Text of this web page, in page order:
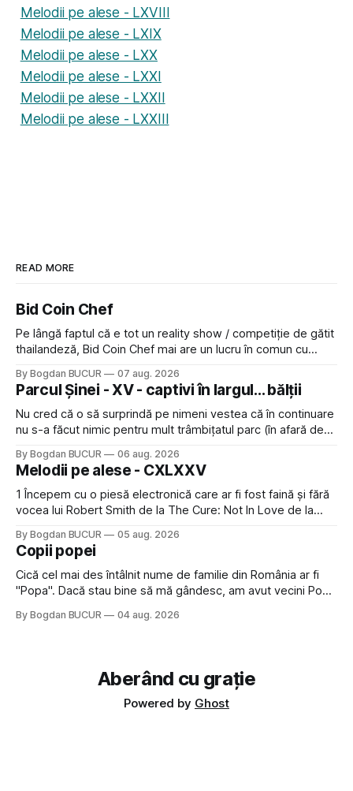
Melodii pe alese - LXVIII
Melodii pe alese - LXIX
Melodii pe alese - LXX
Melodii pe alese - LXXI
Melodii pe alese - LXXII
Melodii pe alese - LXXIII
READ MORE
Bid Coin Chef
Pe lângă faptul că e tot un reality show / competiție de gătit
thailandeză, Bid Coin Chef mai are un lucru în comun cu
lăsat rece la prima vedere, după care m-a făcut să mă
îndrăgostesc de el. Nu mi-a plăcut faptul
By Bogdan BUCUR 07 aug. 2026
Parcul Șinei - XV - captivi în largul... bălții
Nu cred că o să surprindă pe nimeni vestea că în continuare
nu s-a făcut nimic pentru mult trâmbițatul parc (în afară de
timp pui și latră prin gard la lumea care trece prin zonă). Am
avut, în schimb, o belea
By Bogdan BUCUR 06 aug. 2026
Melodii pe alese - CXLXXV
1 Începem cu o piesă electronică care ar fi fost faină și fără
vocea lui Robert Smith de la The Cure: Not In Love de la
a dovedit că jumătatea masculină a acelui duo era cam
dubioasă...) 2. Băgăm la
By Bogdan BUCUR 05 aug. 2026
Copii popei
Cică cel mai des întâlnit nume de familie din România ar fi
"Popa". Dacă stau bine să mă gândesc, am avut vecini Popa
Dexonline spune de etimologia termenului de popă că ar
By Bogdan BUCUR 04 aug. 2026
Aberând cu grație
Powered by Ghost